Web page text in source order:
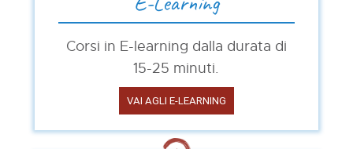
Corsi in E-learning dalla durata di
15-25 minuti.
VAI AGLI E-LEARNING